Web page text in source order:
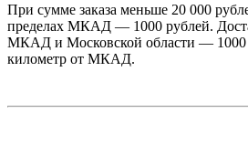
При сумме заказа меньше 20 000
пределах МКАД — 1000 рублей.
МКАД и Московской области — 1000
километр от МКАД.